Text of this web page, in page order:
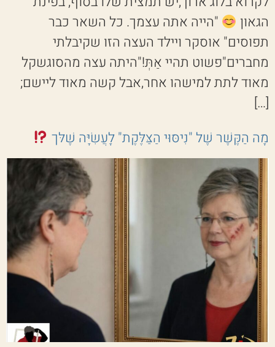
הגאון
"הייה אתה עצמך. כל השאר כבר
תפוסים" אוסקר ויילד העצה הזו שקיבלתי
מחברים"פשוט תהיי אַתְּ!"היתה עצה מהסוגשקל
מאוד לתת למישהו אחר,אבל קשה מאוד ליישם;
[…]
מָה הַקֶּשֶׁר שֶׁל "נִיסּוּי הַצַּלֶּקֶת" לָעֲשִׂיָּה שֶׁלּך